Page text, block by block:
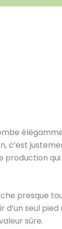
c’est
production
presque
seul pied
sûre.